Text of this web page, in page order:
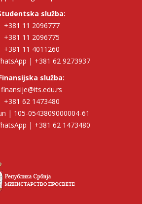
služba:
+381 11 2096777
+381 11 2096775
+381 11 4011260
| +381 62 9273937
služba:
finansije@its.edu.rs
+381 62 1473480
| 105-0543809000004-61
| +381 62 1473480